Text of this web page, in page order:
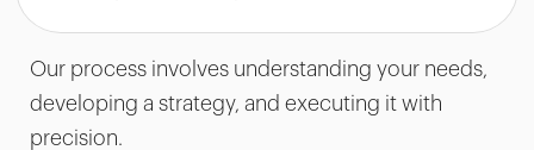
Our process involves understanding your needs,
developing a strategy, and executing it with
precision.